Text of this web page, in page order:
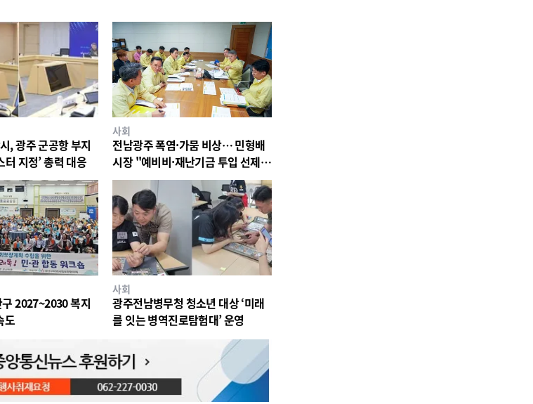
, 광주 군공항 부지
터 지정’ 총력 대응
사회
전남광주 폭염·가뭄 비상… 민형배
시장 "예비비·재난기금 투입 선제
대응"
2027~2030 복지
도
사회
광주전남병무청 청소년 대상 ‘미래
를 잇는 병역진로탐험대’ 운영